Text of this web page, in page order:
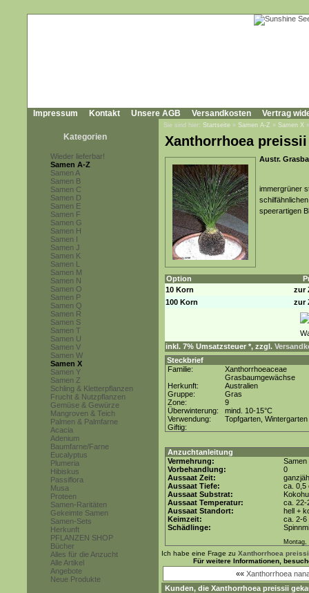
Impressum Kontakt Unsere AGB Versandkosten Vertrag
Kategorien
Wieder lieferbar!
Samen A-Z
Samen A
Samen B
Samen C
Samen D
Samen E
Samen F
Samen G
Samen H
Samen I
Samen J
Samen K
Samen L
Samen M
Samen N
Samen O
Samen P
Samen Q
Samen R
Samen S
Samen T
Samen U
Samen V
Samen W
Samen X
Samen Y
Samen Z
Schling & Kletterpflanzen
Frucht & Nutzpflanzen
Gemüse & Gewürze
Mangroven & Teich
Palmen & Palmfarne
Acacia
Adenium
Baumfarne/Farne
Eucalyptus
Plumeria
Hibiskus
Passiflora
Musa
Proteen
Samen-Raritäten
Gekeimte Samen
Samen-Sets
Herkunft
PFLANZEN SHOP
Bücher
Alles für die Anzucht
Alle Artikel
Angebote
Neue Produkte
Sie sind hier: Startseite » Samen A-Z » Samen X
Xanthorrhoea preissii
Austr.
immergrüner
speerartigen
Option
10 Korn
zur
100 Korn
zur
inkl. 7% Umsatzsteuer *, zzgl.
Steckbrief
Familie:
Xanthorrhoeaceae
Grasbaumgewächse
Herkunft:
Australien
Gruppe:
Gras
Zone:
9
Überwinterung:
mind. 10-15°C
Verwendung:
Topfgarten, Wintergarten
Giftig:
Anzuchtanleitung
Vermehrung:
Samen
Vorbehandlung:
0
Aussaat Zeit:
Aussaat Tiefe:
ca. 0,5
Aussaat Substrat:
Aussaat Temperatur:
ca. 22-
Aussaat Standort:
hell +
Keimzeit:
ca. 2-6
Schädlinge:
Montag,
Ich habe eine Frage zu Xanthorrhoea
Für weitere Informationen,
«« Xanthorrhoea
Kunden, die Xanthorrhoea preissii